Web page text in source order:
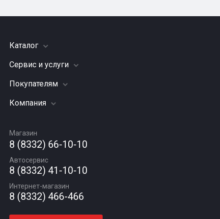
Каталог
Шины
Грузовые шины
Диски
Автомасла
Сервис и услуги
Заправка кондиционера
Подвеска (ходовая часть)
Шиномонтаж
Покупателям
Акции
Гарантии и возврат
Компания
Вакансии
Новости
Статьи
Контакты
Магазин
8 (8332) 66-10-10
Автосервис
8 (8332) 41-10-10
Интернет-магазин
8 (8332) 466-466